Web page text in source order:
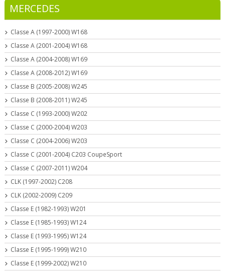
MERCEDES
Classe A (1997-2000) W168
Classe A (2001-2004) W168
Classe A (2004-2008) W169
Classe A (2008-2012) W169
Classe B (2005-2008) W245
Classe B (2008-2011) W245
Classe C (1993-2000) W202
Classe C (2000-2004) W203
Classe C (2004-2006) W203
Classe C (2001-2004) C203 CoupeSport
Classe C (2007-2011) W204
CLK (1997-2002) C208
CLK (2002-2009) C209
Classe E (1982-1993) W201
Classe E (1985-1993) W124
Classe E (1993-1995) W124
Classe E (1995-1999) W210
Classe E (1999-2002) W210